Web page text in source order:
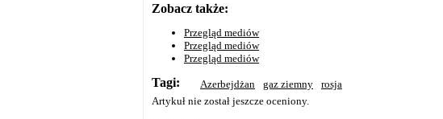
Zobacz także:
Przegląd mediów
Przegląd mediów
Przegląd mediów
Tagi: Azerbejdżan gaz ziemny
rosja
Artykuł nie został jeszcze oceniony.